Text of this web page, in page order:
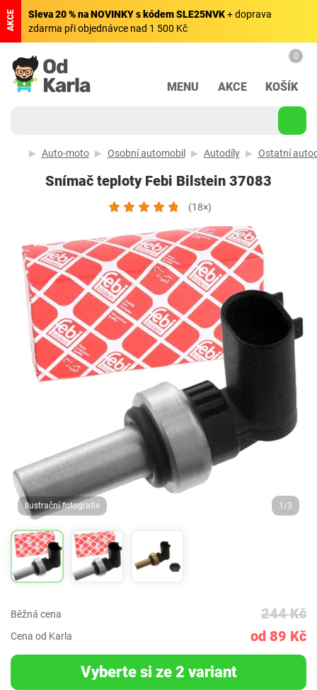
AKCE Sleva 20 % na NOVINKY s kódem SLE25NVK+ doprava
zdarma při objednávce nad 1 500 Kč
MENU AKCE
0
KOŠÍK
Auto-moto Osobní automobil Autodíly Ostatní
Snímač teploty Febi Bilstein 37083
(18×)
Ilustrační fotografie 1/3
Běžná cena 244 Kč
Cena od Karla od 89 Kč
Vyberte si ze 2 variant